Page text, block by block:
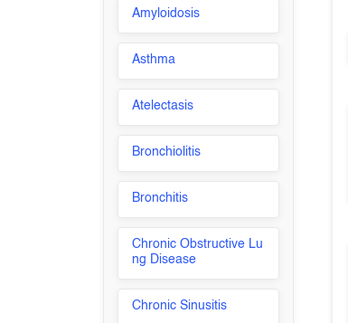
Amyloidosis
Asthma
Atelectasis
Bronchiolitis
Bronchitis
Chronic Obstructive Lu
ng Disease
Chronic Sinusitis